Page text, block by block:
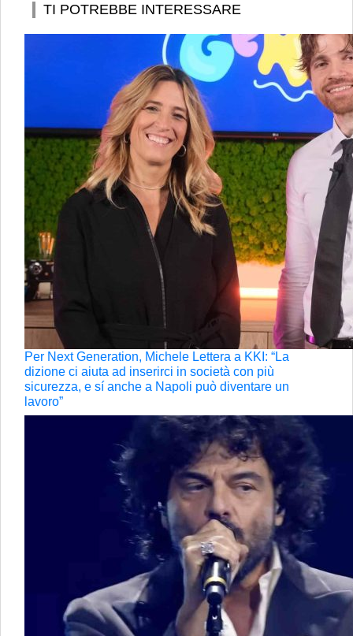
TI POTREBBE INTERESSARE
Per Next Generation, Michele Lettera a KKI: “La
dizione ci aiuta ad inserirci in società con più
sicurezza, e sí anche a Napoli può diventare un
lavoro”